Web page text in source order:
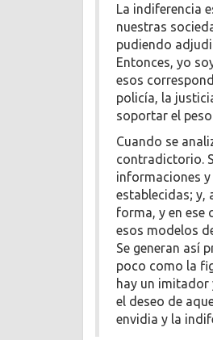
La indiferencia
nuestras
pudiendo
Entonces, yo
esos
policía, la
soportar el
Cuando se
contradictorio.
informaciones
establecidas; y,
forma, y en ese
esos modelos
Se generan así
poco como la
hay un imitador
el deseo de
envidia y la